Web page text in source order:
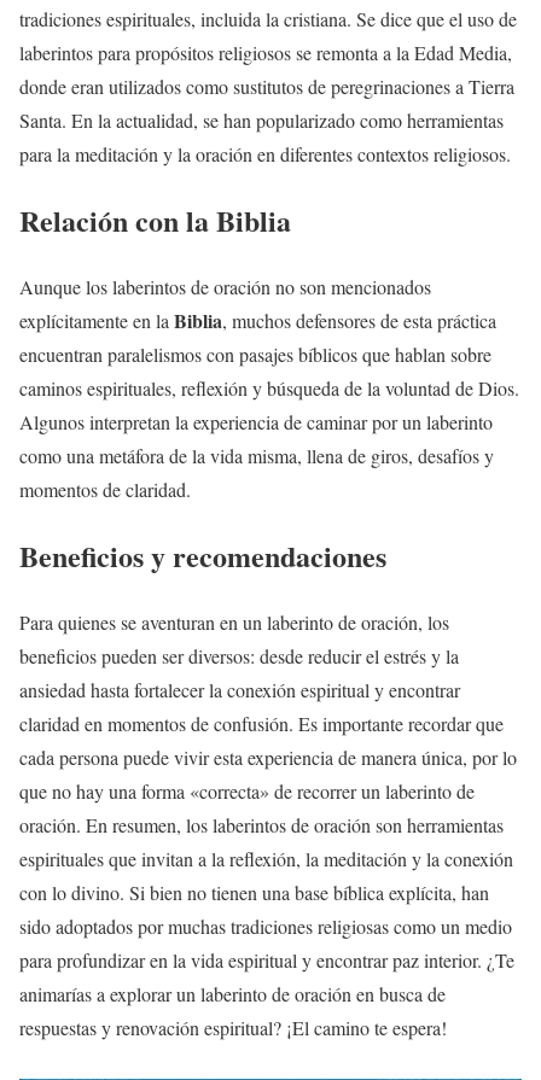
tradiciones espirituales, incluida la cristiana. Se dice que el uso de
laberintos para propósitos religiosos se remonta a la Edad Media,
donde eran utilizados como sustitutos de peregrinaciones a Tierra
Santa. En la actualidad, se han popularizado como herramientas
para la meditación y la oración en diferentes contextos religiosos.
Relación con laBiblia
Aunque los laberintos de oración no son mencionados
explícitamente en laBiblia, muchos defensores de esta práctica
encuentran paralelismos con pasajes bíblicos que hablan sobre
caminos espirituales, reflexión y búsqueda de la voluntad de Dios.
Algunos interpretan la experiencia de caminar por un laberinto
como una metáfora de la vida misma, llena de giros, desafíos y
momentos de claridad.
Beneficios y recomendaciones
Para quienes se aventuran en un laberinto de oración, los
beneficios pueden ser diversos: desde reducir el estrés y la
ansiedad hasta fortalecer la conexión espiritual y encontrar
claridad en momentos de confusión. Es importante recordar que
cada persona puede vivir esta experiencia de manera única, por lo
que no hay una forma «correcta» de recorrer un laberinto de
oración. En resumen, los laberintos de oración son herramientas
espirituales que invitan a la reflexión, la meditación y la conexión
con lo divino. Si bien no tienen una base bíblica explícita, han
sido adoptados por muchas tradiciones religiosas como un medio
para profundizar en la vida espiritual y encontrar paz interior. ¿Te
animarías a explorar un laberinto de oración en busca de
respuestas y renovación espiritual? ¡El camino te espera!